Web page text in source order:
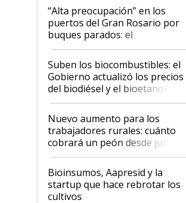
“Alta preocupación” en los
puertos del Gran Rosario por
buques parados: el
funcionamiento de las
exportadoras en tensión tras
la medida de fuerza de los
prácticos
Suben los biocombustibles: el
Gobierno actualizó los precios
del biodiésel y el bioetanol
Nuevo aumento para los
trabajadores rurales: cuánto
cobrará un peón desde julio
Bioinsumos, Aapresid y la
startup que hace rebrotar los
cultivos